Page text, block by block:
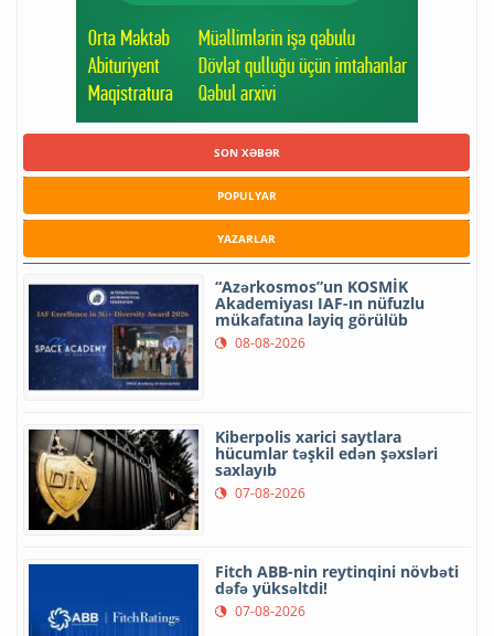
SON XƏBƏR
POPULYAR
YAZARLAR
“Azərkosmos”un KOSMİK
Akademiyası IAF-ın nüfuzlu
mükafatına layiq görülüb
08-08-2026
Kiberpolis xarici saytlara
hücumlar təşkil edən şəxsləri
saxlayıb
07-08-2026
Fitch ABB-nin reytinqini növbəti
dəfə yüksəltdi!
07-08-2026